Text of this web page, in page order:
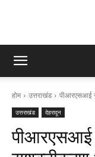
होम उत्तराखंड पीआरएसआई
उत्तराखंड देहरादून
पीआरएसआई